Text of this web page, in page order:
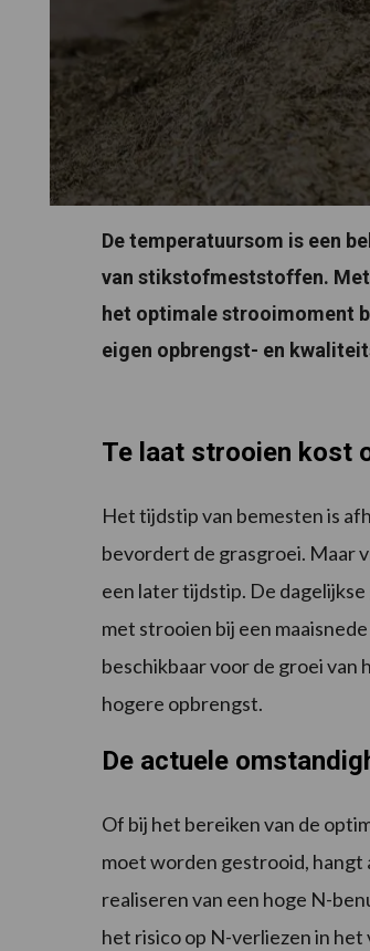
De temperatuursom is een
van stikstofmeststoffen. Met
het optimale strooimoment
eigen opbrengst- en
Te laat strooien kost
Het tijdstip van bemesten is
bevordert de grasgroei. Maar
een later tijdstip. De
met strooien bij een
beschikbaar voor de groei
hogere opbrengst.
De actuele
Of bij het bereiken van de
moet worden gestrooid, hangt
realiseren van een hoge N-
het risico op N-verliezen in